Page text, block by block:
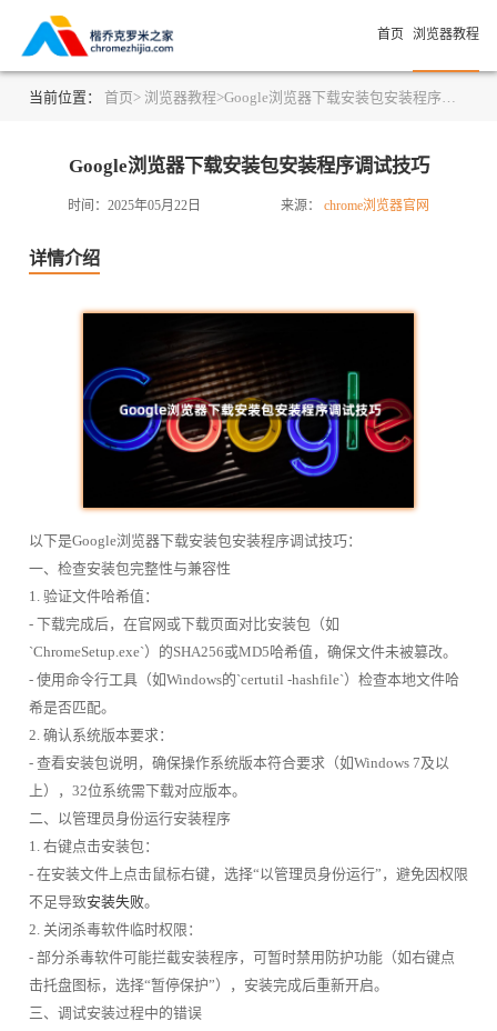
首页 浏览器教程
当前位置： 首页> 浏览器教程>Google浏览器下载安装包安装程序调试技巧
Google浏览器下载安装包安装程序调试技巧
时间：2025年05月22日 来源： chrome浏览器官网
详情介绍
以下是Google浏览器下载安装包安装程序调试技巧：
一、检查安装包完整性与兼容性
1. 验证文件哈希值：
- 下载完成后，在官网或下载页面对比安装包（如
`ChromeSetup.exe`）的SHA256或MD5哈希值，确保文件未被篡改。
- 使用命令行工具（如Windows的`certutil -hashfile`）检查本地文件哈
希是否匹配。
2. 确认系统版本要求：
- 查看安装包说明，确保操作系统版本符合要求（如Windows 7及以
上），32位系统需下载对应版本。
二、以管理员身份运行安装程序
1. 右键点击安装包：
- 在安装文件上点击鼠标右键，选择“以管理员身份运行”，避免因权限
不足导致安装失败。
2. 关闭杀毒软件临时权限：
- 部分杀毒软件可能拦截安装程序，可暂时禁用防护功能（如右键点
击托盘图标，选择“暂停保护”），安装完成后重新开启。
三、调试安装过程中的错误